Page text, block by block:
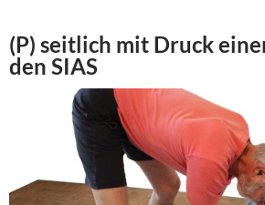
(P) seitlich mit Druck
den SIAS